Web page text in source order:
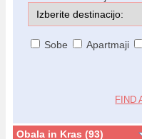
Sobe Apartmaji
FIND
Obala in Kras (93)